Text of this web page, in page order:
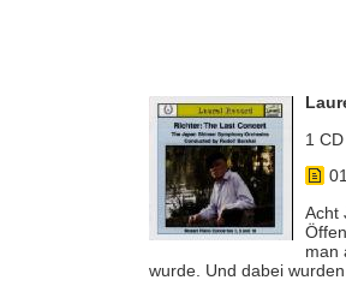
1
Acht
man
wurde. Und dabei